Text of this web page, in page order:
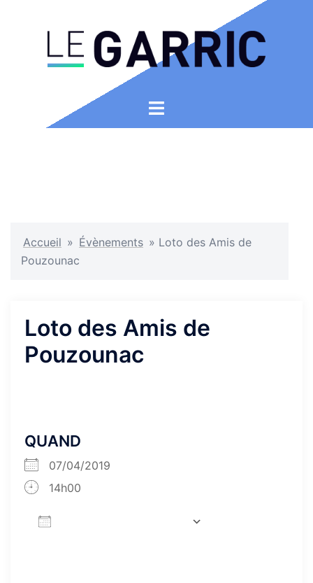
Ouvrir/fermer
Accueil » Évènements » Loto des Amis de
Pouzounac
Loto des Amis de
Pouzounac
QUAND
07/04/2019
14h00